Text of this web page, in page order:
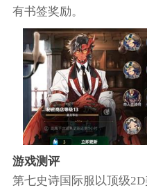
有书签奖励。
游戏测评
第七史诗国际服以顶级